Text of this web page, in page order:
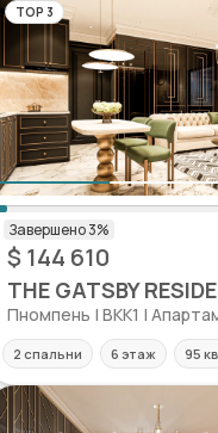
TOP 3
$ 144 610
THE GATSBY
Пномпень | BKK1 |
2 спальни 6 этаж 95